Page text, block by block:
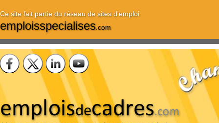
Ce site fait partie du réseau de sites d'emploi
emploisspecialises.com